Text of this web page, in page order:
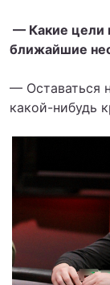
— Какие цели
ближайшие
— Оставаться
какой-нибудь